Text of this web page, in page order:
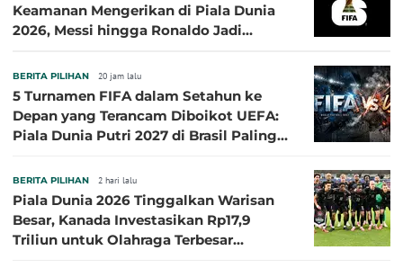
Keamanan Mengerikan di Piala Dunia
2026, Messi hingga Ronaldo Jadi
BERITA PILIHAN 20 jam lalu
5 Turnamen FIFA dalam Setahun ke
Depan yang Terancam Diboikot UEFA:
Piala Dunia Putri 2027 di Brasil Paling
BERITA PILIHAN 2 hari lalu
Piala Dunia 2026 Tinggalkan Warisan
Besar, Kanada Investasikan Rp17,9
Triliun untuk Olahraga Terbesar